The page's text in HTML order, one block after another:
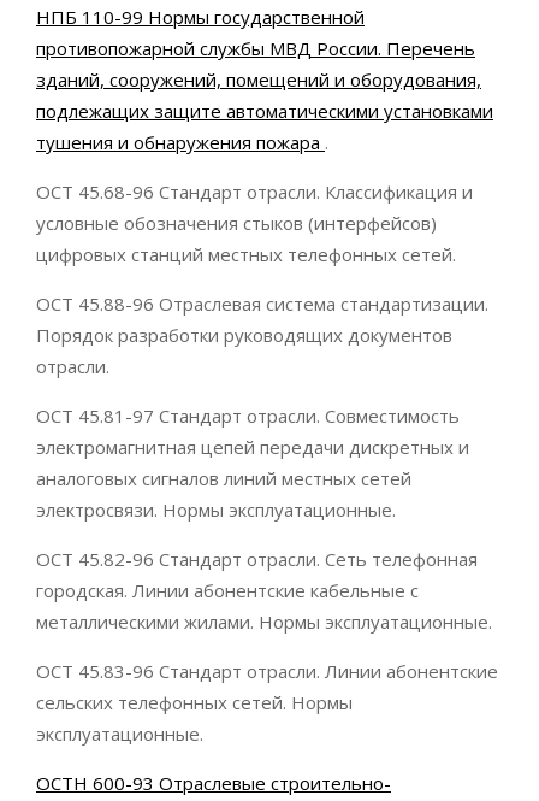
НПБ 110-99 Нормы государственной
противопожарной службы МВД России. Перечень
зданий, сооружений, помещений и оборудования,
подлежащих защите автоматическими установками
тушения и обнаружения пожара .
ОСТ 45.68-96 Стандарт отрасли. Классификация и
условные обозначения стыков (интерфейсов)
цифровых станций местных телефонных сетей.
ОСТ 45.88-96 Отраслевая система стандартизации.
Порядок разработки руководящих документов
отрасли.
ОСТ 45.81-97 Стандарт отрасли. Совместимость
электромагнитная цепей передачи дискретных и
аналоговых сигналов линий местных сетей
электросвязи. Нормы эксплуатационные.
ОСТ 45.82-96 Стандарт отрасли. Сеть телефонная
городская. Линии абонентские кабельные с
металлическими жилами. Нормы эксплуатационные.
ОСТ 45.83-96 Стандарт отрасли. Линии абонентские
сельских телефонных сетей. Нормы
эксплуатационные.
ОСТН 600-93 Отраслевые строительно-